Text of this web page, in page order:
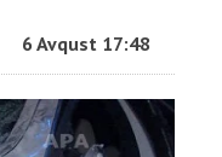
6 Avqust 17:48